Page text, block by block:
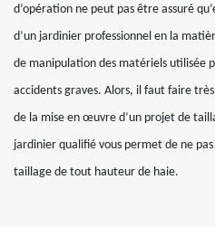
d’opération ne peut pas être assuré
d’un jardinier professionnel en la
de manipulation des matériels utilisée
accidents graves. Alors, il faut faire
de la mise en œuvre d’un projet de
jardinier qualifié vous permet de ne
taillage de tout hauteur de haie.